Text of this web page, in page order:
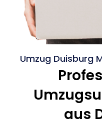
Umzug Duisburg
aus